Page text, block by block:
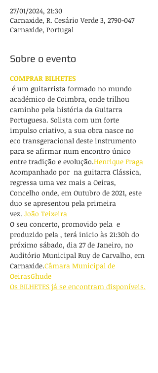
27/01/2024, 21:30
Carnaxide, R. Cesário Verde 3, 2790-047
Carnaxide, Portugal
Sobre o evento
COMPRAR BILHETES
académico de Coimbra, onde trilhou
caminho pela história da Guitarra
Portuguesa. Solista com um forte
impulso criativo, a sua obra nasce no
eco transgeracional deste instrumento
para se afirmar num encontro único
entre tradição e evolução.Henrique Fraga
Acompanhado por na guitarra Clássica,
regressa uma vez mais a Oeiras,
Concelho onde, em Outubro de 2021, este
duo se apresentou pela primeira
vez. João Teixeira
O seu concerto, promovido pela e
produzido pela , terá inicio às 21:30h do
próximo sábado, dia 27 de Janeiro, no
Auditório Municipal Ruy de Carvalho, em
Carnaxide.Câmara Municipal de
OeirasGhude
Os BILHETES já se encontram disponíveis.